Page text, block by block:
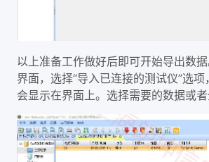
以上准备工作做好后即可开始导出数
界面，选择“导入已连接的测试仪”选
会显示在界面上。选择需要的数据或者